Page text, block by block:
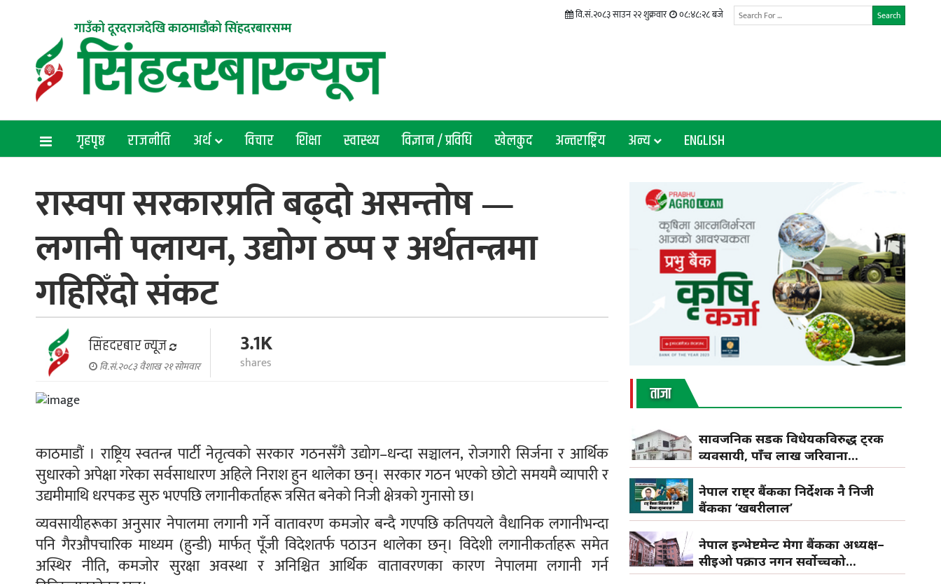
गाउँको दूरदराजदेखि काठमाडौंको सिंहदरबारसम्म
Search
वि.सं.२०८३ साउन २२ शुक्रवार ०८:४८:२९ बजे
गृहपृष्ठ राजनीति अर्थ विचार शिक्षा स्वास्थ्य विज्ञान / प्रविधि खेलकुद अन्तराष्ट्रिय अन्य ENGLISH
रास्वपा सरकारप्रति बढ्दो असन्तोष —
लगानी पलायन, उद्योग ठप्प र अर्थतन्त्रमा
गहिरिँदो संकट
सिंहदरबार न्यूज
वि.सं.२०८३ वैशाख २१ सोमवार
3.1K
shares
काठमाडौं । राष्ट्रिय स्वतन्त्र पार्टी नेतृत्वको सरकार गठनसँगै उद्योग–धन्दा सञ्चालन, रोजगारी सिर्जना र आर्थिक
सुधारको अपेक्षा गरेका सर्वसाधारण अहिले निराश हुन थालेका छन्। सरकार गठन भएको छोटो समयमै व्यापारी र
उद्यमीमाथि धरपकड सुरु भएपछि लगानीकर्ताहरू त्रसित बनेको निजी क्षेत्रको गुनासो छ।
व्यवसायीहरूका अनुसार नेपालमा लगानी गर्ने वातावरण कमजोर बन्दै गएपछि कतिपयले वैधानिक लगानीभन्दा
पनि गैरऔपचारिक माध्यम (हुन्डी) मार्फत् पूँजी विदेशतर्फ पठाउन थालेका छन्। विदेशी लगानीकर्ताहरू समेत
अस्थिर नीति, कमजोर सुरक्षा अवस्था र अनिश्चित आर्थिक वातावरणका कारण नेपालमा लगानी गर्न
ताजा
सार्वजनिक सडक विधेयकविरुद्ध ट्रक
व्यवसायी, पाँच लाख जरिवाना...
नेपाल राष्ट्र बैंकका निर्देशक नै निजी
बैंकका ‘खबरीलाल’
नेपाल इन्भेष्टमेन्ट मेगा बैंकका अध्यक्ष–
सीईओ पक्राउ नगर्न सर्वोच्चको...